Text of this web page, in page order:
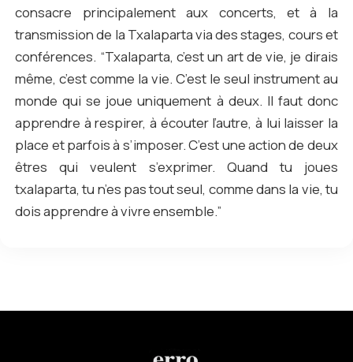
consacre principalement aux concerts, et à la
transmission de la Txalaparta via des stages, cours et
conférences. “Txalaparta, c’est un art de vie, je dirais
même, c’est comme la vie. C’est le seul instrument au
monde qui se joue uniquement à deux. Il faut donc
apprendre à respirer, à écouter l’autre, à lui laisser la
place et parfois à s’imposer. C’est une action de deux
êtres qui veulent s’exprimer. Quand tu joues
txalaparta, tu n’es pas tout seul, comme dans la vie, tu
dois apprendre à vivre ensemble.”